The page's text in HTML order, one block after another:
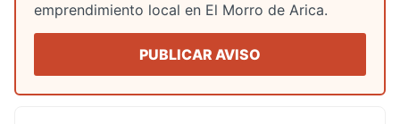
emprendimiento local en El Morro de Arica.
PUBLICAR AVISO